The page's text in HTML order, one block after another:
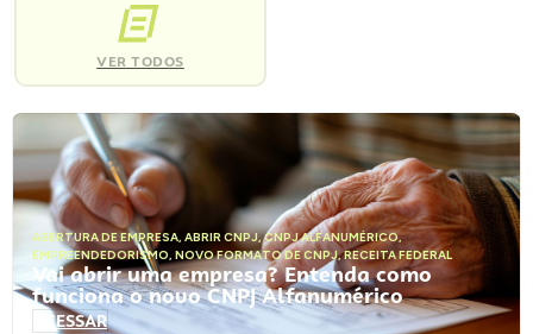
VER TODOS
ABERTURA DE EMPRESA, ABRIR CNPJ,CNPJ ALFANUMÉRICO,
EMPREENDEDORISMO, NOVO FORMATO DE CNPJ,RECEITA FEDERAL
Vai abrir uma empresa? Entenda como
funciona o novo CNPJ Alfanumérico
ACESSAR